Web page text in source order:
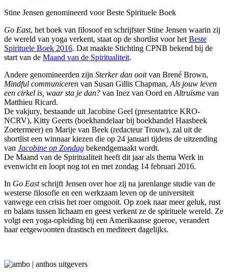
Stine Jensen genomineerd voor Beste Spirituele Boek
Go East, het boek van filosoof en schrijfster Stine Jensen waarin zij
de wereld van yoga verkent, staat op de shortlist voor het Beste
Spirituele Boek 2016. Dat maakte Stichting CPNB bekend bij de
start van de Maand van de Spiritualiteit.
Andere genomineerden zijn Sterker dan ooitvan Brené Brown,
Mindful communiceren van Susan Gillis Chapman, Als jouw leven
een cirkel is, waar sta je dan? van Inez van Oord en Altruïsme van
Matthieu Ricard.
De vakjury, bestaande uit Jacobine Geel (presentatrice KRO-
NCRV), Kitty Geerts (boekhandelaar bij boekhandel Haasbeek
Zoetermeer) en Marije van Beek (redacteur Trouw), zal uit de
shortlist een winnaar kiezen die op 24 januari tijdens de uitzending
van Jacobine op Zondag bekendgemaakt wordt.
De Maand van de Spiritualiteit heeft dit jaar als thema Werk in
evenwicht en loopt nog tot en met zondag 14 februari 2016.
In Go Eastschrijft Jensen over hoe zij na jarenlange studie van de
westerse filosofie en een werkzaam leven op de universiteit
vanwege een crisis het roer omgooit. Op zoek naar meer geluk, rust
en balans tussen lichaam en geest verkent ze de spirituele wereld. Ze
volgt een yoga-opleiding bij een Amerikaanse goeroe, verandert
haar eetgewoonten drastisch en mediteert dagelijks.